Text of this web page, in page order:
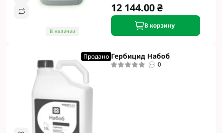
В наличии
12 144.00 ₴
В корзину
Продано Гербицид Набоб
0